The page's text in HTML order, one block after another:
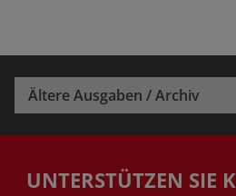
Ältere Ausgaben / Archiv
UNTERSTÜTZEN SIE